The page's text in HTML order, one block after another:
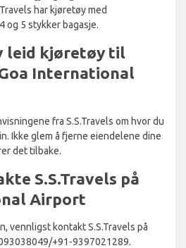
har kjøretøy med
og 5 stykker bagasje.
leid kjøretøy til
International
fra S.S.Travels om hvor du
Ikke glem å fjerne eiendelene dine
det tilbake.
S.S.Travels på
Airport
vennligst kontakt S.S.Travels på
+91-9397021289.